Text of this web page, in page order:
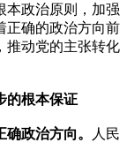
政治原则，加强
正确的政治方向前
推动党的主张转化
根本保证
政治方向。
人民